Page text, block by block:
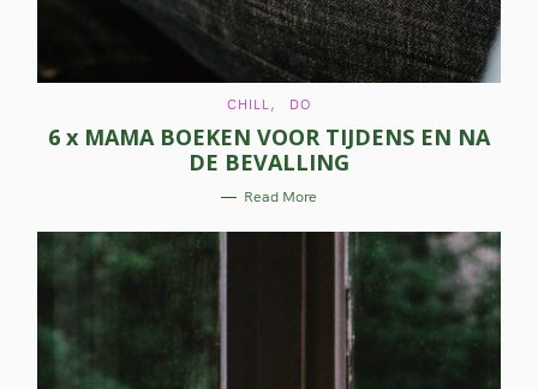
C
T
E
G
O
R
I
S
CHILL DO
6 x MAMA BOEKEN VOOR TIJDENS EN NA
DE BEVALLING
Read More